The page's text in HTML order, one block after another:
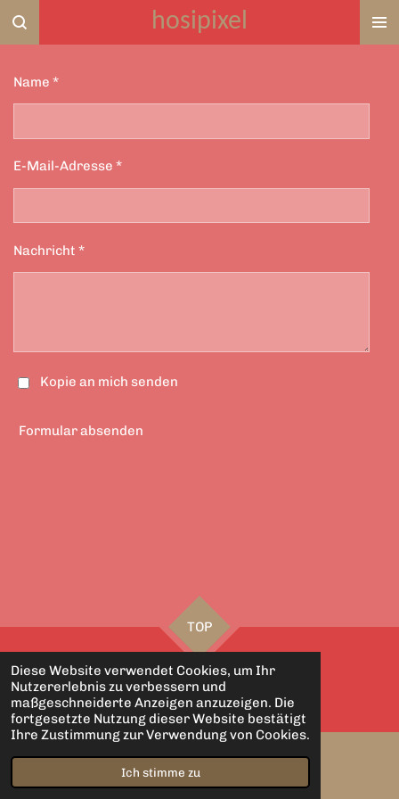
Diese Website verwendet Cookies, um Ihr
Nutzererlebnis zu verbessern und
maßgeschneiderte Anzeigen anzuzeigen. Die
fortgesetzte Nutzung dieser Website bestätigt
Ihre Zustimmung zur Verwendung von Cookies.
Ich stimme zu
Zum
Hauptinhalt
hosipixel
Name *
E-Mail-Adresse *
Nachricht *
Kopie an mich senden
Formular absenden
TOP
© 2021 - 2026 hosipixel
Mit Unterstützung von Webador